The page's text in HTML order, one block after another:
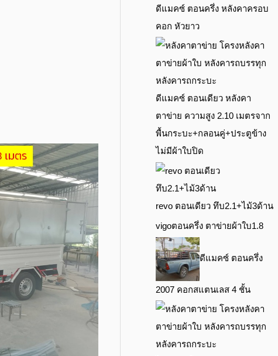
ดีแมคซ์ ตอนครึ่ง หลังคาครอบ
คอก หัวยาว
ดีแมคซ์ ตอนเดียว หลังคา
ตาข่าย ความสูง 2.10 เมตรจาก
พื้นกระบะ+กลอนคู่+ประตูข้าง
ไม่มีผ้าใบปิด
revo ตอนเดียว ทึบ2.1+ไม้3ด้าน
vigoตอนครึ่ง ตาข่ายผ้าใบ1.8
ดีแมคซ์ ตอนครึ่ง
2007 คอกสแตนเลส 4 ชั้น